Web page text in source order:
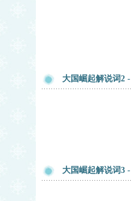
大国崛起解说词2
大国崛起解说词3